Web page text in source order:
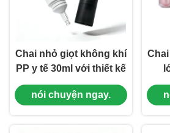
Chai nhỏ giọt không khí
PP y tế 30ml với thiết kế
khóa tươi cho huyết
thanh và chăm sóc da
nói chuyện ngay.